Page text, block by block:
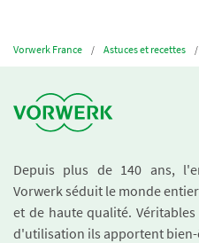
Vorwerk France Astuces et recettes
Depuis plus de 140 ans,
Vorwerk séduit le monde
et de haute qualité.
d'utilisation ils apportent